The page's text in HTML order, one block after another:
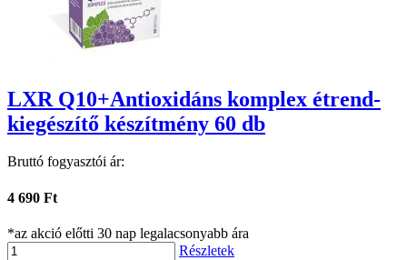
LXR Q10+Antioxidáns komplex étrend-
kiegészítő készítmény 60 db
Bruttó fogyasztói ár:
4 690 Ft
*az akció előtti 30 nap legalacsonyabb ára
Részletek